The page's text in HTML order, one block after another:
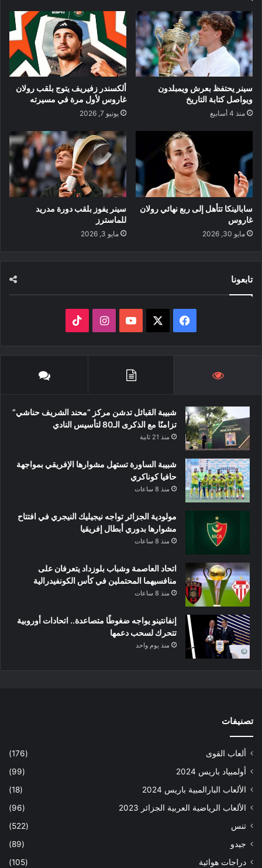
سينر يحتفظ بعرش ويمبلدون
ويواصل كتابة التاريخ
منذ 4 أسابيع
ألكسندر زفيريف يتوج بلقب رولان
غاروس لأول مرة في مسيرته
يونيو 7, 2026
سابالينكا تتأهل إلى ربع نهائي رولان
غاروس
مايو 30, 2026
سينر يفوز بلقب دورة مدريد
للماسترز
مايو 3, 2026
تابعونا
فيسبوك ‫YouTubeانستقرام
شبيبة القبائل تدشن مركز “محند الشريف حناشي”
تزامنًا مع الذكرى الـ80 لتأسيس النادي
منذ 21 ثانية
شبيبة الساورة تستهل مشوارها الإفريقي بمواجهة
حافيا كوناكري
منذ 8 ساعات
مولودية الجزائر تواجه نيجيليك النيجري في افتتاح
مشوارها بدوري أبطال إفريقيا
منذ 8 ساعات
اتحاد العاصمة وشباب بلوزداد يتعرفان على
منافسيهما المحتملين في كأس الكونفيدرالية
منذ 8 ساعات
إنفانتينو يواجه ضغوطًا متصاعدة.. اتحادات أوروبية
تتحرك لسحب دعمها
منذ يوم واحد
تصنيفات
ألعاب القوى
(176)
أولمبياد باريس 2024
(99)
الألعاب البارالمبية باريس 2024
(18)
الألعاب الرياضية العربية الجزائر 2023
(96)
تنس
(522)
جيدو
(89)
دراجات هوائية
(105)